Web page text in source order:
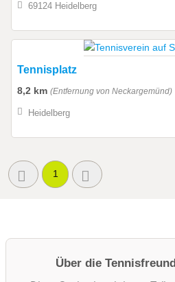
69124 Heidelberg
Tennisplatz
8,2 km (Entfernung von Neckargemünd)
Heidelberg
1
Über die